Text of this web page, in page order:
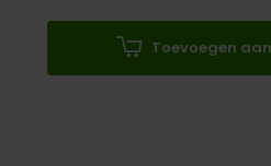
Toevoegen